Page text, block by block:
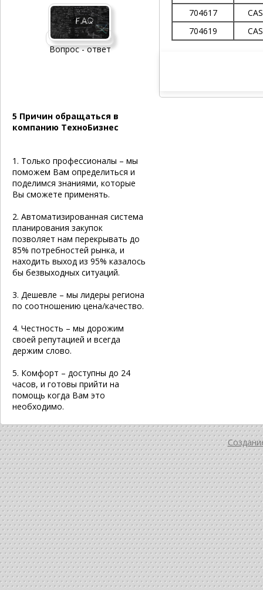
Вопрос - ответ
5 Причин обращаться в
компанию ТехноБизнес
1. Только профессионалы – мы
поможем Вам определиться и
поделимся знаниями, которые
Вы сможете применять.
2. Автоматизированная система
планирования закупок
позволяет нам перекрывать до
85% потребностей рынка, и
находить выход из 95% казалось
бы безвыходных ситуаций.
3. Дешевле – мы лидеры региона
по соотношению цена/качество.
4. Честность – мы дорожим
своей репутацией и всегда
держим слово.
5. Комфорт – доступны до 24
часов, и готовы прийти на
помощь когда Вам это
необходимо.
704617
704619